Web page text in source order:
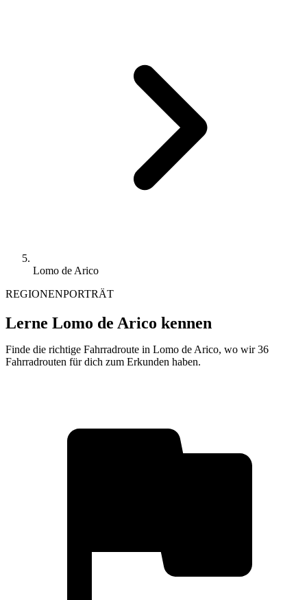
Lomo de Arico
REGIONENPORTRÄT
Lerne Lomo de Arico kennen
Finde die richtige Fahrradroute in Lomo de Arico, wo wir 36
Fahrradrouten für dich zum Erkunden haben.